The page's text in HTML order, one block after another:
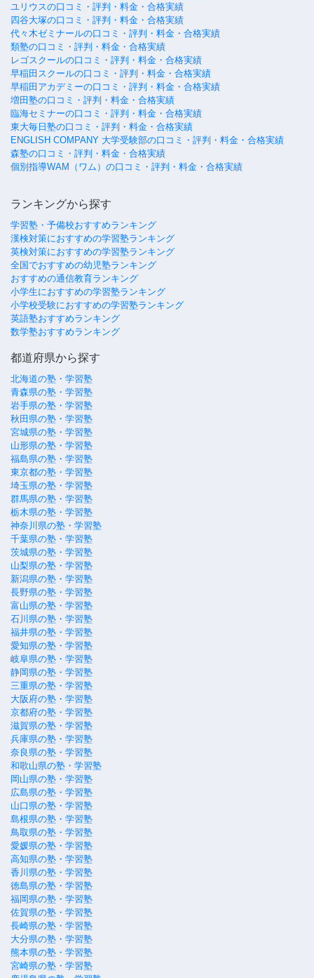
ユリウスの口コミ・評判・料金・合格実績
四谷大塚の口コミ・評判・料金・合格実績
代々木ゼミナールの口コミ・評判・料金・合格実績
類塾の口コミ・評判・料金・合格実績
レゴスクールの口コミ・評判・料金・合格実績
早稲田スクールの口コミ・評判・料金・合格実績
早稲田アカデミーの口コミ・評判・料金・合格実績
増田塾の口コミ・評判・料金・合格実績
臨海セミナーの口コミ・評判・料金・合格実績
東大毎日塾の口コミ・評判・料金・合格実績
ENGLISH COMPANY 大学受験部の口コミ・評判・料金・合格実績
森塾の口コミ・評判・料金・合格実績
個別指導WAM（ワム）の口コミ・評判・料金・合格実績
ランキングから探す
学習塾・予備校おすすめランキング
漢検対策におすすめの学習塾ランキング
英検対策におすすめの学習塾ランキング
全国でおすすめの幼児塾ランキング
おすすめの通信教育ランキング
小学生におすすめの学習塾ランキング
小学校受験におすすめの学習塾ランキング
英語塾おすすめランキング
数学塾おすすめランキング
都道府県から探す
北海道の塾・学習塾
青森県の塾・学習塾
岩手県の塾・学習塾
秋田県の塾・学習塾
宮城県の塾・学習塾
山形県の塾・学習塾
福島県の塾・学習塾
東京都の塾・学習塾
埼玉県の塾・学習塾
群馬県の塾・学習塾
栃木県の塾・学習塾
神奈川県の塾・学習塾
千葉県の塾・学習塾
茨城県の塾・学習塾
山梨県の塾・学習塾
新潟県の塾・学習塾
長野県の塾・学習塾
富山県の塾・学習塾
石川県の塾・学習塾
福井県の塾・学習塾
愛知県の塾・学習塾
岐阜県の塾・学習塾
静岡県の塾・学習塾
三重県の塾・学習塾
大阪府の塾・学習塾
京都府の塾・学習塾
滋賀県の塾・学習塾
兵庫県の塾・学習塾
奈良県の塾・学習塾
和歌山県の塾・学習塾
岡山県の塾・学習塾
広島県の塾・学習塾
山口県の塾・学習塾
島根県の塾・学習塾
鳥取県の塾・学習塾
愛媛県の塾・学習塾
高知県の塾・学習塾
香川県の塾・学習塾
徳島県の塾・学習塾
福岡県の塾・学習塾
佐賀県の塾・学習塾
長崎県の塾・学習塾
大分県の塾・学習塾
熊本県の塾・学習塾
宮崎県の塾・学習塾